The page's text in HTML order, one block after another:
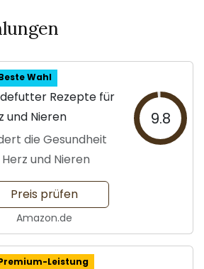
Wahl
Rezepte für
und Nieren
die Gesundheit
und Nieren
9.8
Preis prüfen
Amazon.de
Leistung